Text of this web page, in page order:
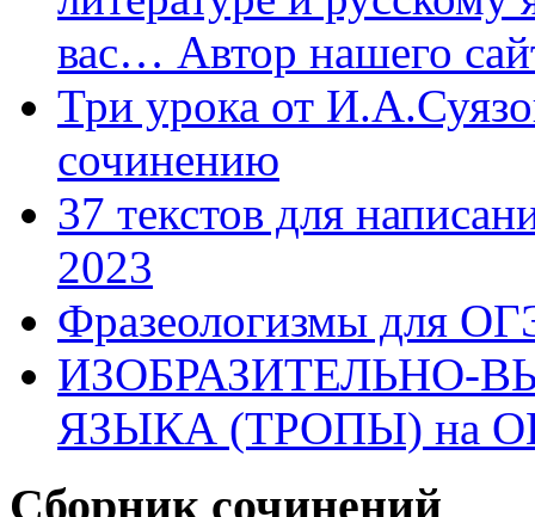
вас… Автор нашего
Три урока от
сочинению
37 текстов для
2023
Фразеологизмы для
ИЗОБРАЗИТЕЛЬНО-
ЯЗЫКА (ТРОПЫ) на
Сборник сочинений